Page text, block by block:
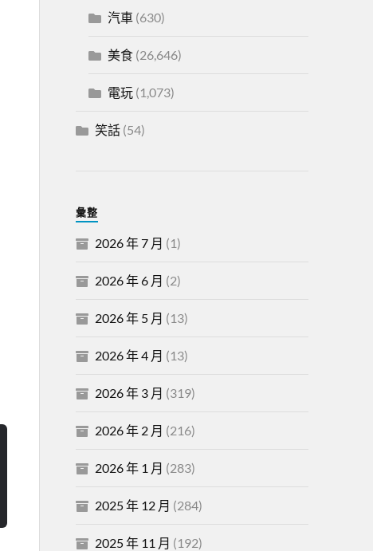
汽車(630)
美食(26,646)
電玩(1,073)
笑話(54)
彙整
2026 年 7 月 (1)
2026 年 6 月 (2)
2026 年 5 月 (13)
2026 年 4 月 (13)
2026 年 3 月 (319)
2026 年 2 月 (216)
2026 年 1 月 (283)
2025 年 12 月 (284)
2025 年 11 月 (192)